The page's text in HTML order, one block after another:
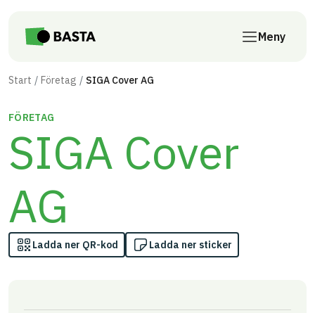
Meny
Start Företag SIGA Cover AG
FÖRETAG
SIGA Cover
AG
Ladda ner QR-kod Ladda ner sticker